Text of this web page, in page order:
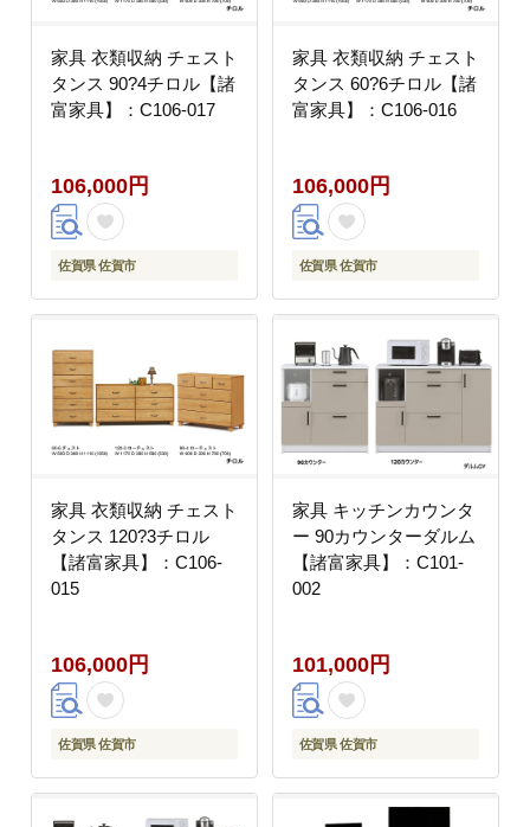
家具 衣類収納 チェスト
タンス 90?4チロル【諸
富家具】：C106-017
106,000円
佐賀県 佐賀市
家具 衣類収納 チェスト
タンス 60?6チロル【諸
富家具】：C106-016
106,000円
佐賀県 佐賀市
家具 衣類収納 チェスト
タンス 120?3チロル
【諸富家具】：C106-
015
106,000円
佐賀県 佐賀市
家具 キッチンカウンタ
ー 90カウンターダルム
【諸富家具】：C101-
002
101,000円
佐賀県 佐賀市